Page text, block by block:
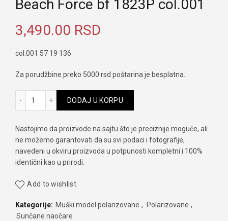
Beach Force bf 1823P col.001
3,490.00 RSD
col.001 57 19 136
Za porudžbine preko 5000 rsd poštarina je besplatna.
Beach Force bf 1823P col.001 količina
DODAJ U KORPU
Nastojimo da proizvode na sajtu što je preciznije moguće, ali
ne možemo garantovati da su svi podaci i fotografije,
navedeni u okviru proizvoda u potpunosti kompletni i 100%
identični kao u prirodi.
Add to wishlist
Kategorije: Muški model polarizovane , Polarizovane ,
Sunčane naočare